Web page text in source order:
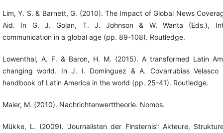
Lim, Y. S. & Barnett, G. (2010). The Impact of Global News
Aid. In G. J. Golan, T. J. Johnson & W. Wanta (Eds.),
communication in a global age (pp. 89-108). Routledge.
Lowenthal, A. F. & Baron, H. M. (2015). A transformed Latin
changing world. In J. I. Domínguez & A. Covarrubias Velasco
handbook of Latin America in the world (pp. 25-41). Routledge.
Maier, M. (2010). Nachrichtenwerttheorie. Nomos.
Mükke, L. (2009). ‘Journalisten der Finsternis’: Akteure,